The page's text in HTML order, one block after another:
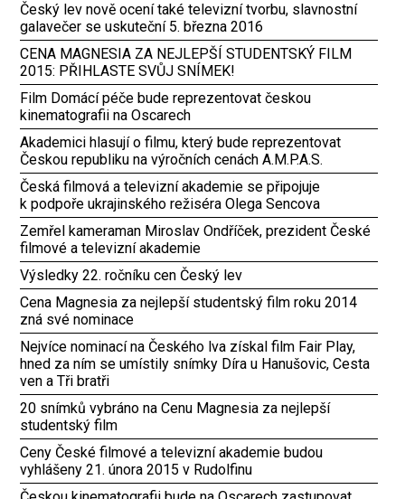
Český lev nově ocení také televizní tvorbu, slavnostní
galavečer se uskuteční 5. března 2016
CENA MAGNESIA ZA NEJLEPŠÍ STUDENTSKÝ FILM
2015: PŘIHLASTE SVŮJ SNÍMEK!
Film Domácí péče bude reprezentovat českou
kinematografii na Oscarech
Akademici hlasují o filmu, který bude reprezentovat
Českou republiku na výročních cenách A.M.P.A.S.
Česká filmová a televizní akademie se připojuje
k podpoře ukrajinského režiséra Olega Sencova
Zemřel kameraman Miroslav Ondříček, prezident České
filmové a televizní akademie
Výsledky 22. ročníku cen Český lev
Cena Magnesia za nejlepší studentský film roku 2014
zná své nominace
Nejvíce nominací na Českého lva získal film Fair Play,
hned za ním se umístily snímky Díra u Hanušovic, Cesta
ven a Tři bratři
20 snímků vybráno na Cenu Magnesia za nejlepší
studentský film
Ceny České filmové a televizní akademie budou
vyhlášeny 21. února 2015 v Rudolfinu